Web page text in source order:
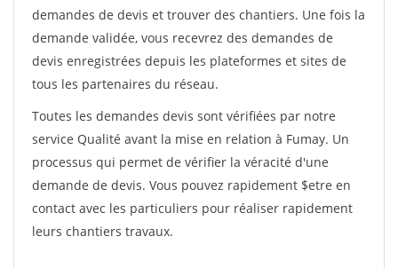
demandes de devis et trouver des chantiers. Une fois la
demande validée, vous recevrez des demandes de
devis enregistrées depuis les plateformes et sites de
tous les partenaires du réseau.
Toutes les demandes devis sont vérifiées par notre
service Qualité avant la mise en relation à Fumay. Un
processus qui permet de vérifier la véracité d'une
demande de devis. Vous pouvez rapidement $etre en
contact avec les particuliers pour réaliser rapidement
leurs chantiers travaux.